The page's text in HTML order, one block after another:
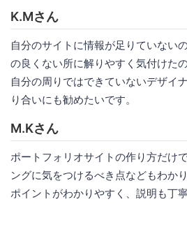
K.Mさん
自分のサイトに情報が足りていない
の良くない所に解りやすく気付けた
自分の周りではできていないデザイ
り合いにも勧めたいです。
M.Kさん
ポートフォリオサイトの作り方だけ
ングに気をつけるべき点などもわか
ポイントがわかりやすく、説明も丁寧